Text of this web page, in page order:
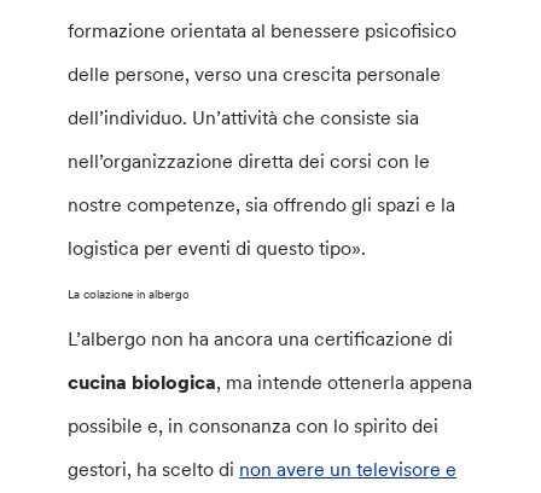
formazione orientata al benessere psicofisico
delle persone, verso una crescita personale
dell’individuo. Un’attività che consiste sia
nell’organizzazione diretta dei corsi con le
nostre competenze, sia offrendo gli spazi e la
logistica per eventi di questo tipo».
La colazione in albergo
L’albergo non ha ancora una certificazione di
cucina biologica, ma intende ottenerla appena
possibile e, in consonanza con lo spirito dei
gestori, ha scelto di non avere un televisore e